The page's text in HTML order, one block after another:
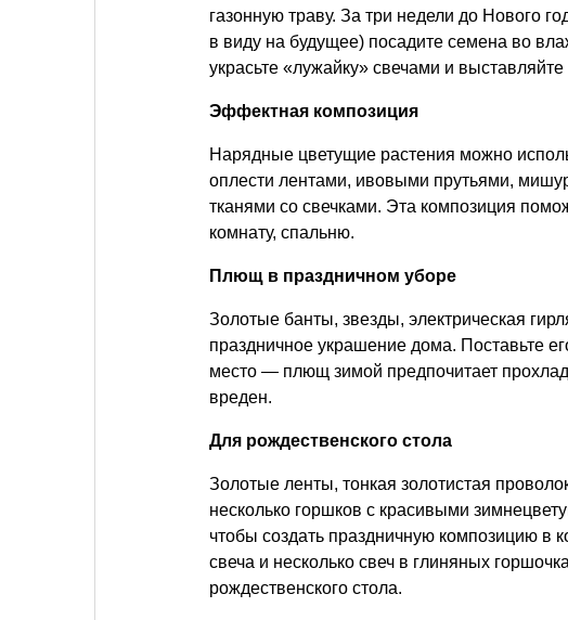
газонную траву. За три недели до Нового
в виду на будущее) посадите семена во
украсьте «лужайку» свечами и выставляйте
Эффектная композиция
Нарядные цветущие растения можно
оплести лентами, ивовыми прутьями,
тканями со свечками. Эта композиция
комнату, спальню.
Плющ в праздничном уборе
Золотые банты, звезды, электрическая
праздничное украшение дома. Поставьте
место — плющ зимой предпочитает
вреден.
Для рождественского стола
Золотые ленты, тонкая золотистая
несколько горшков с красивыми
чтобы создать праздничную композицию в
свеча и несколько свеч в глиняных
рождественского стола.